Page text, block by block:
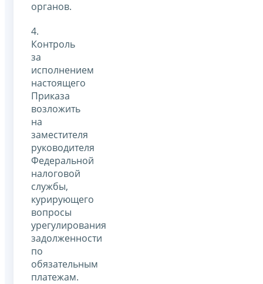
органов.
4.
Контроль
за
исполнением
настоящего
Приказа
возложить
на
заместителя
руководителя
Федеральной
налоговой
службы,
курирующего
вопросы
урегулирования
задолженности
по
обязательным
платежам.